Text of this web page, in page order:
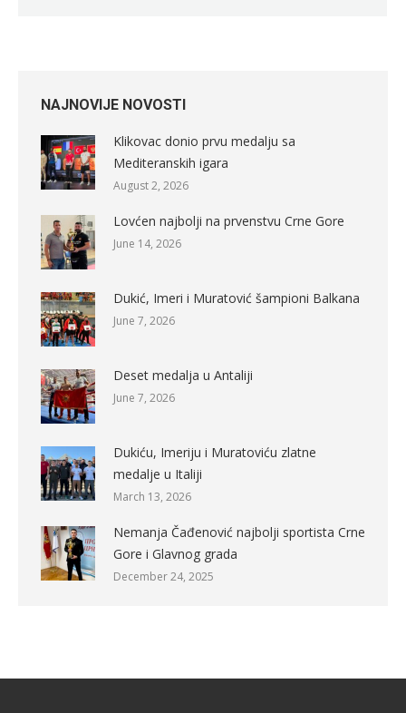
NAJNOVIJE NOVOSTI
Klikovac donio prvu medalju sa
Mediteranskih igara
August 2, 2026
Lovćen najbolji na prvenstvu Crne Gore
June 14, 2026
Dukić, Imeri i Muratović šampioni Balkana
June 7, 2026
Deset medalja u Antaliji
June 7, 2026
Dukiću, Imeriju i Muratoviću zlatne
medalje u Italiji
March 13, 2026
Nemanja Čađenović najbolji sportista Crne
Gore i Glavnog grada
December 24, 2025